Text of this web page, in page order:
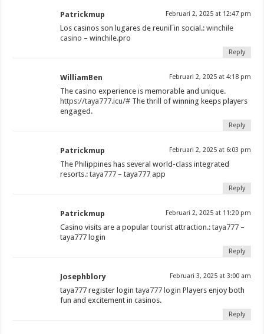
Patrickmup Februari 2, 2025 at 12:47 pm
Los casinos son lugares de reuniГіn social.:winchile
casino – winchile.pro
Reply
WilliamBen Februari 2, 2025 at 4:18 pm
The casino experience is memorable and unique.
https://taya777.icu/# The thrill of winning keeps players
engaged.
Reply
Patrickmup Februari 2, 2025 at 6:03 pm
The Philippines has several world-class integrated
resorts.:taya777 – taya777 app
Reply
Patrickmup Februari 2, 2025 at 11:20 pm
Casino visits are a popular tourist attraction.:taya777 –
taya777 login
Reply
Josephblory Februari 3, 2025 at 3:00 am
taya777 register logintaya777 login Players enjoy both
fun and excitement in casinos.
Reply